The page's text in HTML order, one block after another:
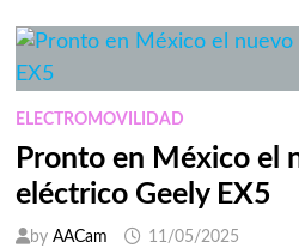
EMPLEOS
PARA
EL
2030
ELECTROMOVILIDAD
Pronto en México el
eléctrico Geely EX5
by AACam 11/05/2025